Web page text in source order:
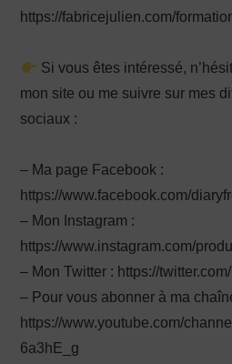
https://fabricejulien.com/
Si vous êtes intéressé,
mon site ou me suivre sur mes
sociaux :
– Ma page Facebook :
https://www.facebook.com/
– Mon Instagram :
https://www.instagram.com/
– Mon Twitter : https://
– Pour vous abonner à ma
https://www.youtube.com/
6a3hE_g